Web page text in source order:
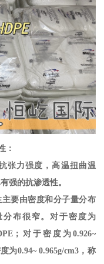
：
张力强度，高温扭曲温
有强的抗渗透性。
主要由密度和分子量分布
分布很窄。对于密度为
；对于密度为 0.926~
为0.94~ 0.965g/cm3 ，称